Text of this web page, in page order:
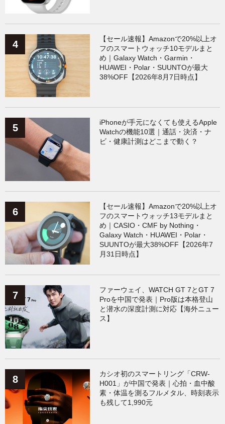
【セール速報】Amazonで20%以上オ
フのスマートウォッチ10モデルまと
め｜Galaxy Watch・Garmin・
HUAWEI・Polar・SUUNTOが最大
38%OFF【2026年8月7日時点】
iPhoneが手元になくても使えるApple
Watchの機能10選｜通話・決済・ナ
ビ・健康計測はどこまで動く？
【セール速報】Amazonで20%以上オ
フのスマートウォッチ13モデルまと
め｜CASIO・CMF by Nothing・
Galaxy Watch・HUAWEI・Polar・
SUUNTOが最大38%OFF【2026年7
月31日時点】
ファーウェイ、WATCH GT 7とGT 7
Proを中国で発表｜Pro版は本格登山
と潜水の深度計測に対応【海外ニュー
ス】
カシオ初のスマートリング「CRW-
H001」が中国で発表｜心拍・血中酸
素・体温を測るフルメタル、時刻表示
も残して1,990元